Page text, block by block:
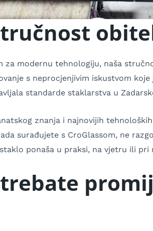
za modernu tehnologiju, naša
s neprocjenjivim iskustvom
standarde staklarstva u
znanja i najnovijih
surađujete s CroGlassom, ne
ponaša u praksi, na vjetru ili